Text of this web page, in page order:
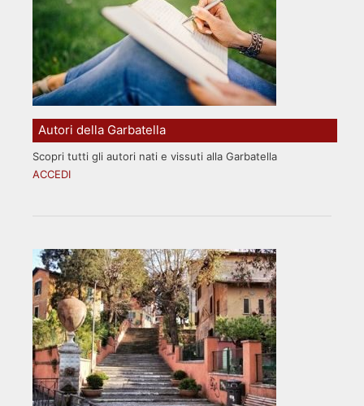
Autori della Garbatella
Scopri tutti gli autori nati e vissuti alla Garbatella
ACCEDI